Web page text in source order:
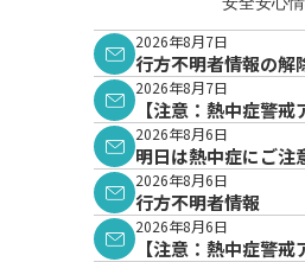
2026年8月7日
行方不明者情報の解
2026年8月7日
【注意：熱中症警
警戒アラートが発表
2026年8月6日
明日は熱中症にご注
2026年8月6日
行方不明者情報
2026年8月6日
【注意：熱中症警